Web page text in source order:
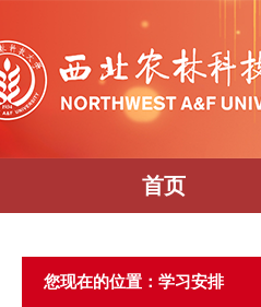
首页
您现在的位置：学习安排